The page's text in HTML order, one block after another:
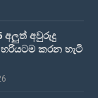
අලුත් අවුරුදු
කරන හැටි